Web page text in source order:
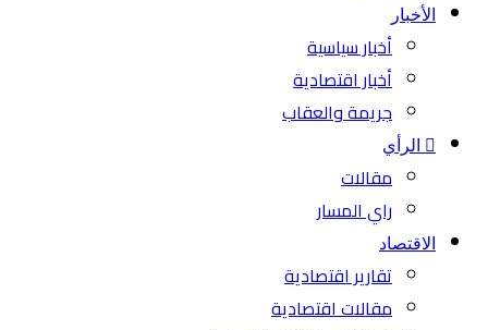
الأخبار
أخبار سياسية
أخبار اقتصادية
جريمة والعقاب
الرأي
مقالات
راي المسار
الاقتصاد
تقارير اقتصادية
مقالات اقتصادية